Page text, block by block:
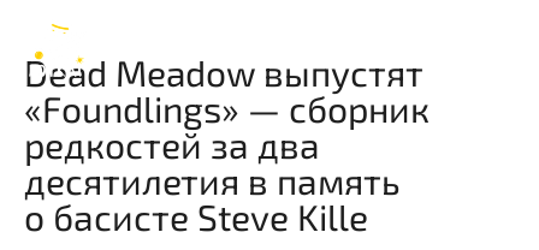
Dead Meadow выпустят
«Foundlings» — сборник
редкостей за два
десятилетия в память
о басисте Steve Kille